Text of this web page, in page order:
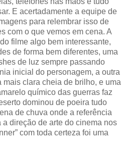
E acertadamente a equipe de
para relembrar isso de
com o que vemos em cena. A
filme algo bem interessante,
de forma bem diferentes, uma
de luz sempre passando
inicial do personagem, a outra
clara cheia de brilho, e uma
químico das guerras faz
dominou de poeira tudo
de chuva onde a referência
direção de arte do cinema nos
com toda certeza foi uma